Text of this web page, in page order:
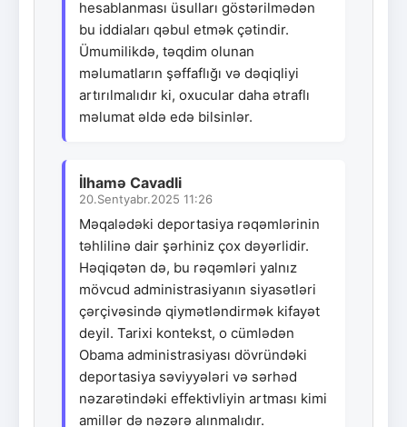
hesablanması üsulları göstərilmədən
bu iddiaları qəbul etmək çətindir.
Ümumilikdə, təqdim olunan
məlumatların şəffaflığı və dəqiqliyi
artırılmalıdır ki, oxucular daha ətraflı
məlumat əldə edə bilsinlər.
İlhamə Cavadli
20.Sentyabr.2025 11:26
Məqalədəki deportasiya rəqəmlərinin
təhlilinə dair şərhiniz çox dəyərlidir.
Həqiqətən də, bu rəqəmləri yalnız
mövcud administrasiyanın siyasətləri
çərçivəsində qiymətləndirmək kifayət
deyil. Tarixi kontekst, o cümlədən
Obama administrasiyası dövründəki
deportasiya səviyyələri və sərhəd
nəzarətindəki effektivliyin artması kimi
amillər də nəzərə alınmalıdır.